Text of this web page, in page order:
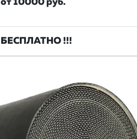
от 10000 руб.
БЕСПЛАТНО !!!